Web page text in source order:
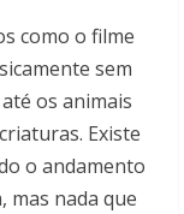
como o filme
sem
os animais
Existe
o andamento
mas nada que